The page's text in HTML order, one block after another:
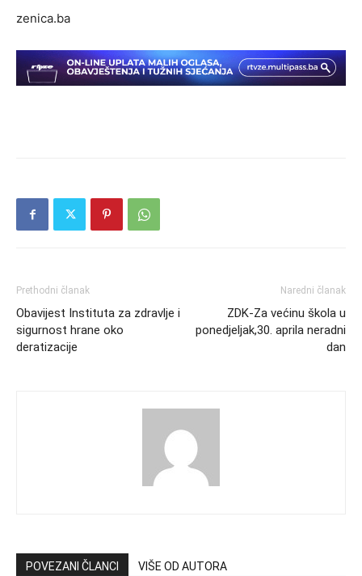
zenica.ba
Prethodni članak
Obavijest Instituta za zdravlje i
sigurnost hrane oko
deratizacije
Naredni članak
ZDK-Za većinu škola u
ponedjeljak,30. aprila neradni
dan
POVEZANI ČLANCI VIŠE OD AUTORA